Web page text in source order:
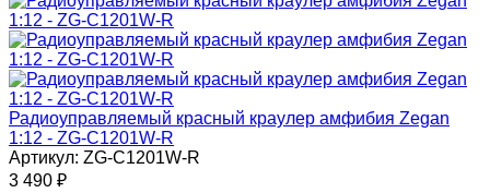
Радиоуправляемый красный краулер амфибия Zegan
1:12 - ZG-C1201W-R
Артикул: ZG-C1201W-R
3 490 ₽